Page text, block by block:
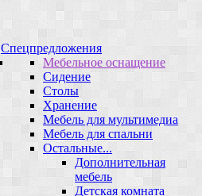
Спецпредложения
Мебельное оснащение
Сидение
Столы
Хранение
Мебель для мультимедиа
Мебель для спальни
Остальные...
Дополнительная
мебель
Детская комната